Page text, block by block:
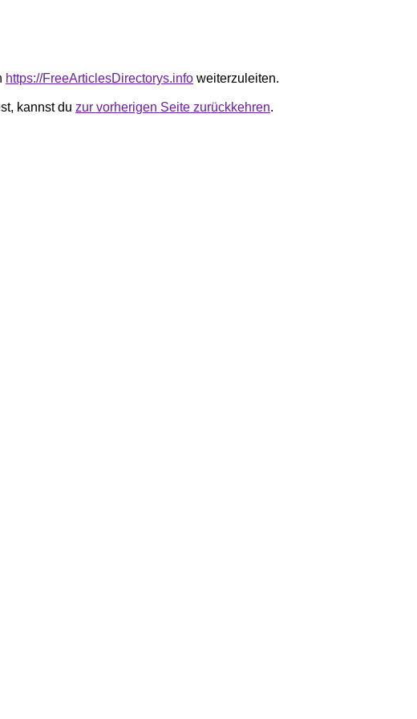
https://FreeArticlesDirectorys.info weiterzuleiten.
kannst du zur vorherigen Seite zurückkehren.